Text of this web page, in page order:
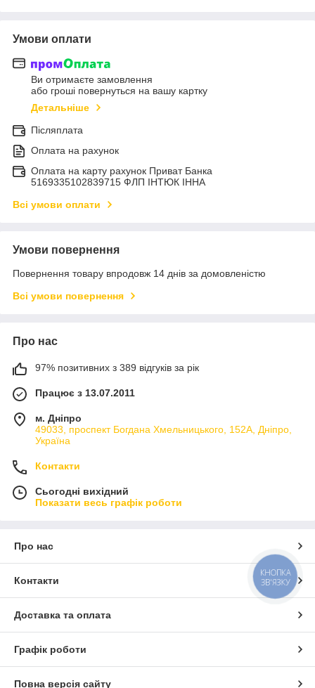
Умови оплати
Ви отримаєте замовлення
або гроші повернуться на вашу картку
Детальніше
Післяплата
Оплата на рахунок
Оплата на карту рахунок Приват Банка
5169335102839715 ФЛП ІНТЮК ІННА
Всі умови оплати
Умови повернення
Повернення товару впродовж 14 днів за домовленістю
Всі умови повернення
Про нас
97% позитивних з 389 відгуків за рік
Працює з 13.07.2011
м. Дніпро
49033, проспект Богдана Хмельницького, 152А, Дніпро,
Україна
Контакти
Сьогодні вихідний
Показати весь графік роботи
Про нас
Контакти
Доставка та оплата
Графік роботи
Повна версія сайту
КНОПКА
ЗВ'ЯЗКУ